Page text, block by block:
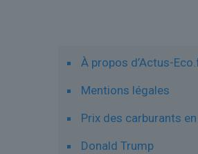
À propos d’Actus-
Mentions légales
Prix des carburants
Donald Trump